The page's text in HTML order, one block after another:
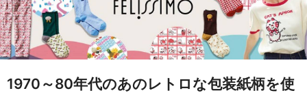
1970～80年代のあのレトロな包装紙柄を使